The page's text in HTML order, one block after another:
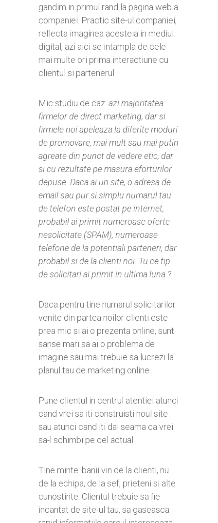
gandim in primul rand la pagina web a
companiei. Practic site-ul companiei,
reflecta imaginea acesteia in mediul
digital, azi aici se intampla de cele
mai multe ori prima interactiune cu
clientul si partenerul.
Mic studiu de caz: azi majoritatea
firmelor de direct marketing, dar si
firmele noi apeleaza la diferite moduri
de promovare, mai mult sau mai putin
agreate din punct de vedere etic, dar
si cu rezultate pe masura eforturilor
depuse. Daca ai un site, o adresa de
email sau pur si simplu numarul tau
de telefon este postat pe internet,
probabil ai primit numeroase oferte
nesolicitate (SPAM), numeroase
telefone de la potentiali parteneri, dar
probabil si de la clienti noi. Tu ce tip
de solicitari ai primit in ultima luna ?
Daca pentru tine numarul solicitarilor
venite din partea noilor clienti este
prea mic si ai o prezenta online, sunt
sanse mari sa ai o problema de
imagine sau mai trebuie sa lucrezi la
planul tau de marketing online.
Pune clientul in centrul atentiei atunci
cand vrei sa iti construisti noul site
sau atunci cand iti dai seama ca vrei
sa-l schimbi pe cel actual.
Tine minte: banii vin de la clienti, nu
de la echipa, de la sef, prieteni si alte
cunostinte. Clientul trebuie sa fie
incantat de site-ul tau, sa gaseasca